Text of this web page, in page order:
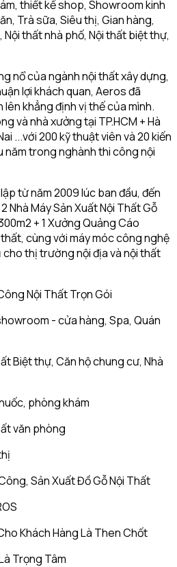
thiết kế shop, Showroom kinh
Trà sữa, Siêu thị, Gian hàng,
thất nhà phố, Nội thất biệt thự,
nổ của ngành nội thất xây dựng,
lợi khách quan, Aeros đã
khẳng định vị thế của mình.
và nhà xưởng tại TP.HCM + Hà
...với 200 kỹ thuật viên và 20 kiến
năm trong nghành thi công nội
từ năm 2009 lúc ban đầu, đến
Nhà Máy Sản Xuất Nội Thất Gỗ
+ 1 Xưởng Quảng Cáo
cùng với máy móc công nghệ
thị trường nội địa và nội thất
Nội Thất Trọn Gói
- cửa hàng, Spa, Quán
Biệt thự, Căn hộ chung cư, Nhà
phòng khám
văn phòng
Sản Xuất Đồ Gỗ Nội Thất
Khách Hàng Là Then Chốt
Trọng Tâm